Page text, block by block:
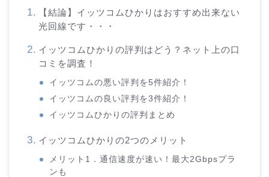
【結論】イッツコムひかりはおすすめ出来ない
光回線です・・・
イッツコムひかりの評判はどう？ネット上の口
コミを調査！
イッツコムの悪い評判を5件紹介！
イッツコムの良い評判を3件紹介！
イッツコムひかりの評判まとめ
イッツコムひかりの2つのメリット
メリット1．通信速度が速い！最大2Gbpsプラ
ンも